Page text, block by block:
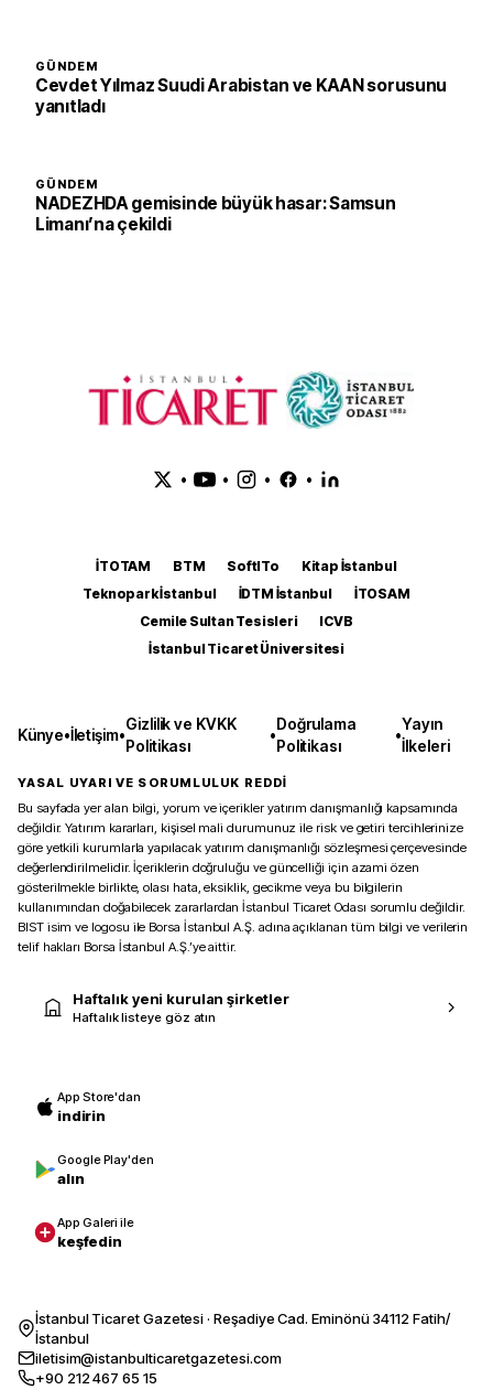
GÜNDEM
Cevdet Yılmaz Suudi Arabistan ve KAAN sorusunu
yanıtladı
GÜNDEM
NADEZHDA gemisinde büyük hasar: Samsun
Limanı’na çekildi
• • • •
İTOTAM BTM SoftITo
Kitap İstanbul
Teknopark İstanbul
İDTM İstanbul
İTOSAM
Cemile Sultan Tesisleri
ICVB
İstanbul Ticaret Üniversitesi
Künye•İletişim•
Gizlilik ve KVKK
Politikası
•
Doğrulama
Politikası
•
Yayın
İlkeleri
YASAL UYARI VE SORUMLULUK REDDİ
Bu sayfada yer alan bilgi, yorum ve içerikler yatırım danışmanlığı kapsamında
değildir. Yatırım kararları, kişisel mali durumunuz ile risk ve getiri tercihlerinize
göre yetkili kurumlarla yapılacak yatırım danışmanlığı sözleşmesi çerçevesinde
değerlendirilmelidir. İçeriklerin doğruluğu ve güncelliği için azami özen
gösterilmekle birlikte, olası hata, eksiklik, gecikme veya bu bilgilerin
kullanımından doğabilecek zararlardan İstanbul Ticaret Odası sorumlu değildir.
BIST isim ve logosu ile Borsa İstanbul A.Ş. adına açıklanan tüm bilgi ve verilerin
telif hakları Borsa İstanbul A.Ş.’ye aittir.
Haftalık yeni kurulan şirketler
Haftalık listeye göz atın
App Store'dan
indirin
Google Play'den
alın
App Galeri ile
keşfedin
İstanbul Ticaret Gazetesi · Reşadiye Cad. Eminönü 34112 Fatih/
İstanbul
iletisim@istanbulticaretgazetesi.com
+90 212 467 65 15